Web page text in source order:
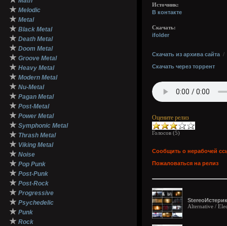
★ Melodic
★ Metal
★ Black Metal
★ Death Metal
★ Doom Metal
★ Groove Metal
★ Heavy Metal
★ Modern Metal
★ Nu-Metal
★ Pagan Metal
★ Post-Metal
★ Power Metal
★ Symphonic Metal
★ Thrash Metal
★ Viking Metal
★ Noise
★ Pop Punk
★ Post-Punk
★ Post-Rock
★ Progressive
★ Psychedelic
★ Punk
★ Rock
Источник:
В контакте
Скачать:
ifolder
Скачать из архива сайта /
Скачать через торрент
Оцените релиз
Голосов (5)
Сообщить о нерабочей
Пожаловаться на релиз
Alternative /